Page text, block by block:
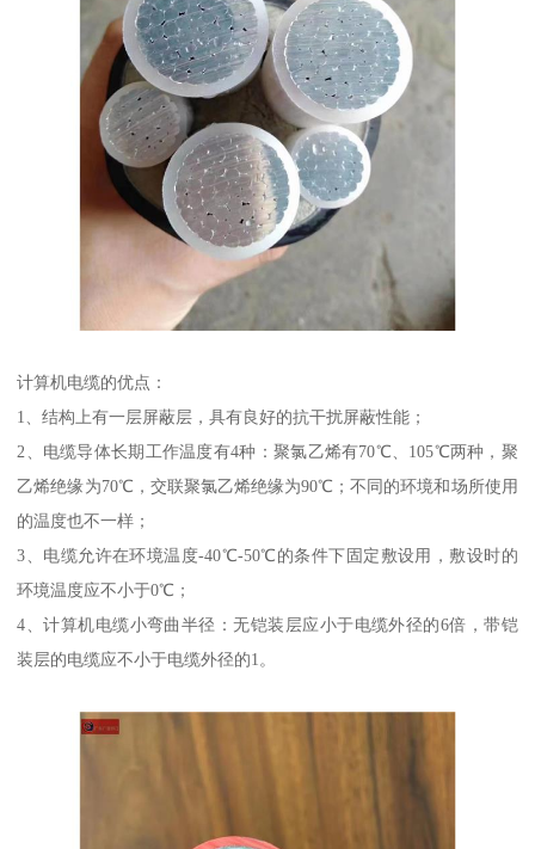
计算机电缆的优点：
1、结构上有一层屏蔽层，具有良好的抗干扰屏蔽性能；
2、电缆导体长期工作温度有4种：聚氯乙烯有70℃、105℃两种，聚
乙烯绝缘为70℃，交联聚氯乙烯绝缘为90℃；不同的环境和场所使用
的温度也不一样；
3、电缆允许在环境温度-40℃-50℃的条件下固定敷设用，敷设时的
环境温度应不小于0℃；
4、计算机电缆小弯曲半径：无铠装层应小于电缆外径的6倍，带铠
装层的电缆应不小于电缆外径的1。